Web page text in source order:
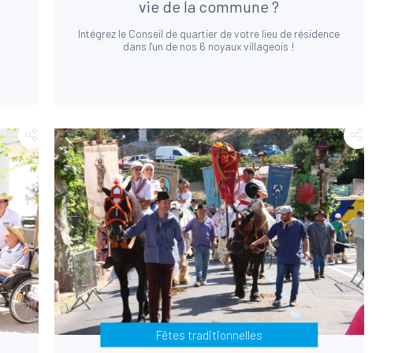
vie de la commune ?
Intégrez le Conseil de quartier de votre lieu de résidence
dans l'un de nos 6 noyaux villageois !
Fêtes traditionnelles